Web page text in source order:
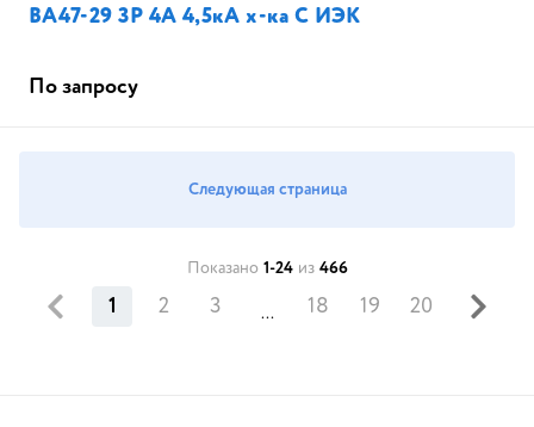
ВА47-29 3Р 4А 4,5кА х-ка С ИЭК
По запросу
Следующая страница
Показано 1-24 из 466
1 2 3 ... 18 19 20